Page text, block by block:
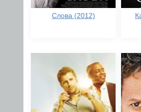
Слова (2012)